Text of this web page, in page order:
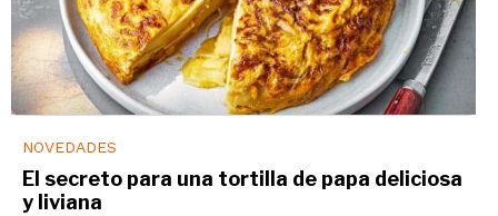
NOVEDADES
El secreto para una tortilla de papa deliciosa
y liviana